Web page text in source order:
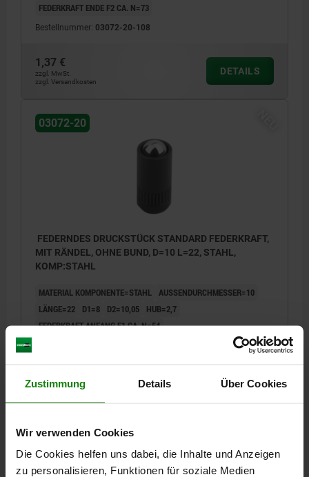
Zustimmung Details Über Cookies
Wir verwenden Cookies
Die Cookies helfen uns dabei, die Inhalte und Anzeigen
zu personalisieren, Funktionen für soziale Medien
FEDERKRAFT ENDE F2 CA. N=73
Bestellnummer: 03072-20-108
1,37 €
zzgl. MwSt.
zzgl. Versandkosten
DETAILS
03072-20
FEDERNDES DRUCKSTÜCK STANDARD FEDERKRAFT,
MIT RÄNDEL, OHNE BUND, D=10 L=22, STAHL,
KOMP:STAHL
MATERIAL KOMPONENTE=STAHL AUSSENDURCHMESSER=10
LÄNGE=22
D1=8 D2=10,05
HUB=2,7
FEDERKRAFT ANFANG F1 CA. N=54
NEU
03072-20